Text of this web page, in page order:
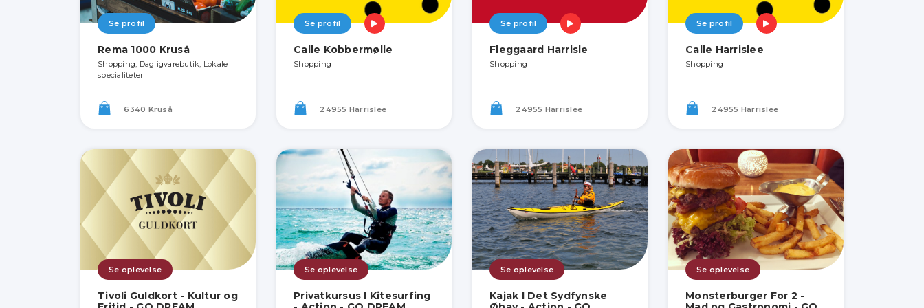
Se profil
Rema 1000 Kruså
Shopping, Dagligvarebutik, Lokale
specialiteter
6340 Kruså
Se profil
Calle Kobbermølle
Shopping
24955 Harrislee
Se profil
Fleggaard Harrisle
Shopping
24955 Harrislee
Se profil
Calle Harrislee
Shopping
24955 Harrislee
Se oplevelse
Tivoli Guldkort - Kultur og
Se oplevelse
Privatkursus I Kitesurfing
Se oplevelse
Kajak I Det Sydfynske
Se oplevelse
Monsterburger For 2 -